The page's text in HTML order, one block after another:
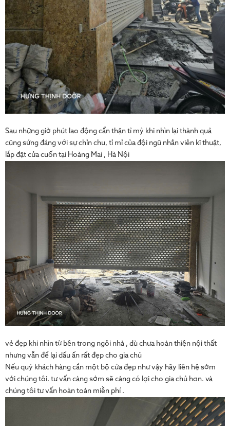
Sau những giờ phút lao động cẩn thận tỉ mỷ khi nhìn lại thành quả
cũng sứng đáng với sự chỉn chu, tỉ mỉ của đội ngũ nhân viên kĩ thuật,
lắp đặt cửa cuốn tại Hoàng Mai , Hà Nội
vẻ đẹp khi nhìn từ bên trong ngôi nhà , dù chưa hoàn thiện nội thất
nhưng vẫn để lại dấu ấn rất đẹp cho gia chủ
Nếu quý khách hàng cần một bộ cửa đẹp như vậy hãy liên hệ sớm
với chúng tôi. tư vấn càng sớm sẽ càng có lợi cho gia chủ hơn. và
chúng tôi tư vấn hoàn toàn miễn phí .